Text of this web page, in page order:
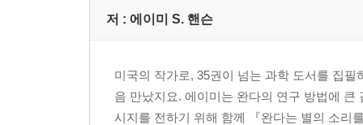
저 : 에이미 S. 핸슨
미국의 작가로, 35권이 넘는 과학 도서를 집
음 만났지요. 에이미는 완다의 연구 방법에
시지를 전하기 위해 함께 『완다는 별의 소리